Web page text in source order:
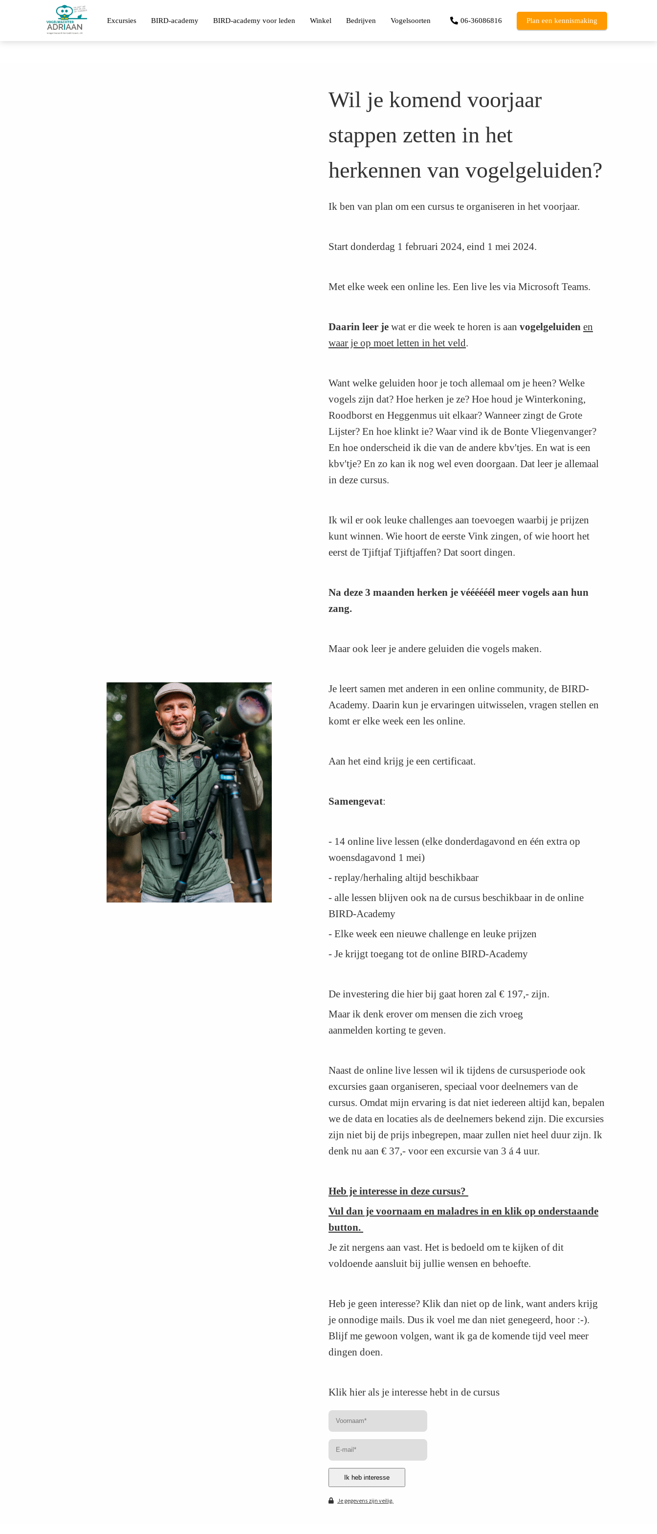
Excursies BIRD-academy BIRD-academy voor leden Winkel Bedrijven Vogelsoorten 06-36086816 Plan een kennismaking
Wil je komend voorjaar
stappen zetten in het
herkennen van vogelgeluiden?
Ik ben van plan om een cursus te organiseren in het voorjaar.
Start donderdag 1 februari 2024, eind 1 mei 2024.
Met elke week een online les. Een live les via Microsoft Teams.
Daarin leer je wat er die week te horen is aan vogelgeluiden en
waar je op moet letten in het veld.
Want welke geluiden hoor je toch allemaal om je heen? Welke
vogels zijn dat? Hoe herken je ze? Hoe houd je Winterkoning,
Roodborst en Heggenmus uit elkaar? Wanneer zingt de Grote
Lijster? En hoe klinkt ie? Waar vind ik de Bonte Vliegenvanger?
En hoe onderscheid ik die van de andere kbv'tjes. En wat is een
kbv'tje? En zo kan ik nog wel even doorgaan. Dat leer je allemaal
in deze cursus.
Ik wil er ook leuke challenges aan toevoegen waarbij je prijzen
kunt winnen. Wie hoort de eerste Vink zingen, of wie hoort het
eerst de Tjiftjaf Tjiftjaffen? Dat soort dingen.
Na deze 3 maanden herken je véééééél meer vogels aan hun
zang.
Maar ook leer je andere geluiden die vogels maken.
Je leert samen met anderen in een online community, de BIRD-
Academy. Daarin kun je ervaringen uitwisselen, vragen stellen en
komt er elke week een les online.
Aan het eind krijg je een certificaat.
Samengevat:
- 14 online live lessen (elke donderdagavond en één extra op
woensdagavond 1 mei)
- replay/herhaling altijd beschikbaar
- alle lessen blijven ook na de cursus beschikbaar in de online
BIRD-Academy
- Elke week een nieuwe challenge en leuke prijzen
- Je krijgt toegang tot de online BIRD-Academy
De investering die hier bij gaat horen zal € 197,- zijn.
Maar ik denk erover om mensen die zich vroeg
aanmelden korting te geven.
Naast de online live lessen wil ik tijdens de cursusperiode ook
excursies gaan organiseren, speciaal voor deelnemers van de
cursus. Omdat mijn ervaring is dat niet iedereen altijd kan, bepalen
we de data en locaties als de deelnemers bekend zijn. Die excursies
zijn niet bij de prijs inbegrepen, maar zullen niet heel duur zijn. Ik
denk nu aan € 37,- voor een excursie van 3 á 4 uur.
Heb je interesse in deze cursus?
Vul dan je voornaam en maladres in en klik op onderstaande
button.
Je zit nergens aan vast. Het is bedoeld om te kijken of dit
voldoende aansluit bij jullie wensen en behoefte.
Heb je geen interesse? Klik dan niet op de link, want anders krijg
je onnodige mails. Dus ik voel me dan niet genegeerd, hoor :-).
Blijf me gewoon volgen, want ik ga de komende tijd veel meer
dingen doen.
Klik hier als je interesse hebt in de cursus
Ik heb interesse
Je gegevens zijn veilig.